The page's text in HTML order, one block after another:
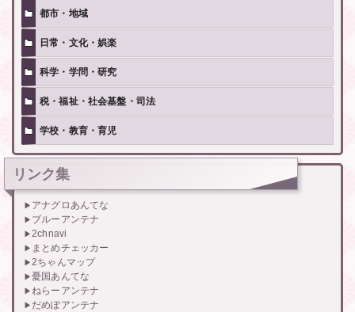
都市・地域
日常・文化・娯楽
科学・学問・研究
税・福祉・社会基盤・司法
学校・教育・育児
リンク集
アナグロあんてな
ブルーアンテナ
2chnavi
まとめチェッカー
2ちゃんマップ
憂国あんてな
ねらーアンテナ
だめぽアンテナ